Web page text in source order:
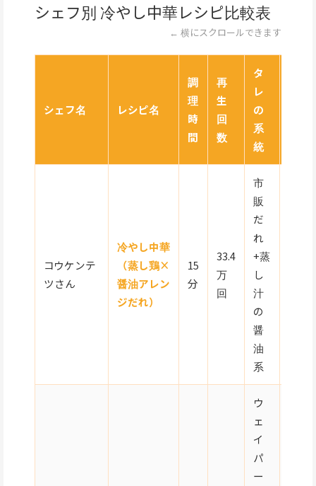
シェフ別 冷やし中華レシピ比較表
← 横にスクロールできます
シェフ名 レシピ名
調
理
時
間
再
生
回
数
タ
レ
の
系
統
コウケンテ
ツさん
冷やし中華
（蒸し鶏×
醤油アレン
ジだれ）
15
分
33.4
万
回
市
販
だ
れ
+蒸
し
汁
の
醤
油
系
ウ
ェ
イ
パ
ー